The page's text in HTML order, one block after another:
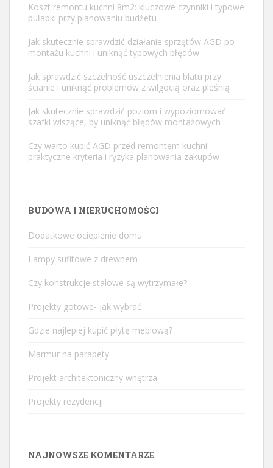
Koszt remontu kuchni 8m2: kluczowe czynniki i typowe
pułapki przy planowaniu budżetu
Jak skutecznie sprawdzić działanie sprzętów AGD po
montażu kuchni i uniknąć typowych błędów
Jak sprawdzić szczelność uszczelnienia blatu przy
ścianie i uniknąć problemów z wilgocią oraz pleśnią
Jak skutecznie sprawdzić poziom i wypoziomować
szafki wiszące, by uniknąć błędów montażowych
Czy warto kupić AGD przed remontem kuchni –
praktyczne kryteria i ryzyka planowania zakupów
BUDOWA I NIERUCHOMOŚCI
Dodatkowe ocieplenie domu
Lampy sufitowe z drewnem
Czy konstrukcje stalowe są wytrzymałe?
Projekty gotowe- jak wybrać
Gdzie najlepiej kupić płytę meblową?
Marmur na parapety
Projekt architektoniczny wnętrza
Projekty rezydencji
NAJNOWSZE KOMENTARZE